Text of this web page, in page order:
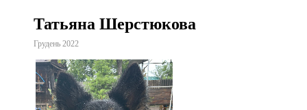
Татьяна Шерстюкова
Грудень 2022